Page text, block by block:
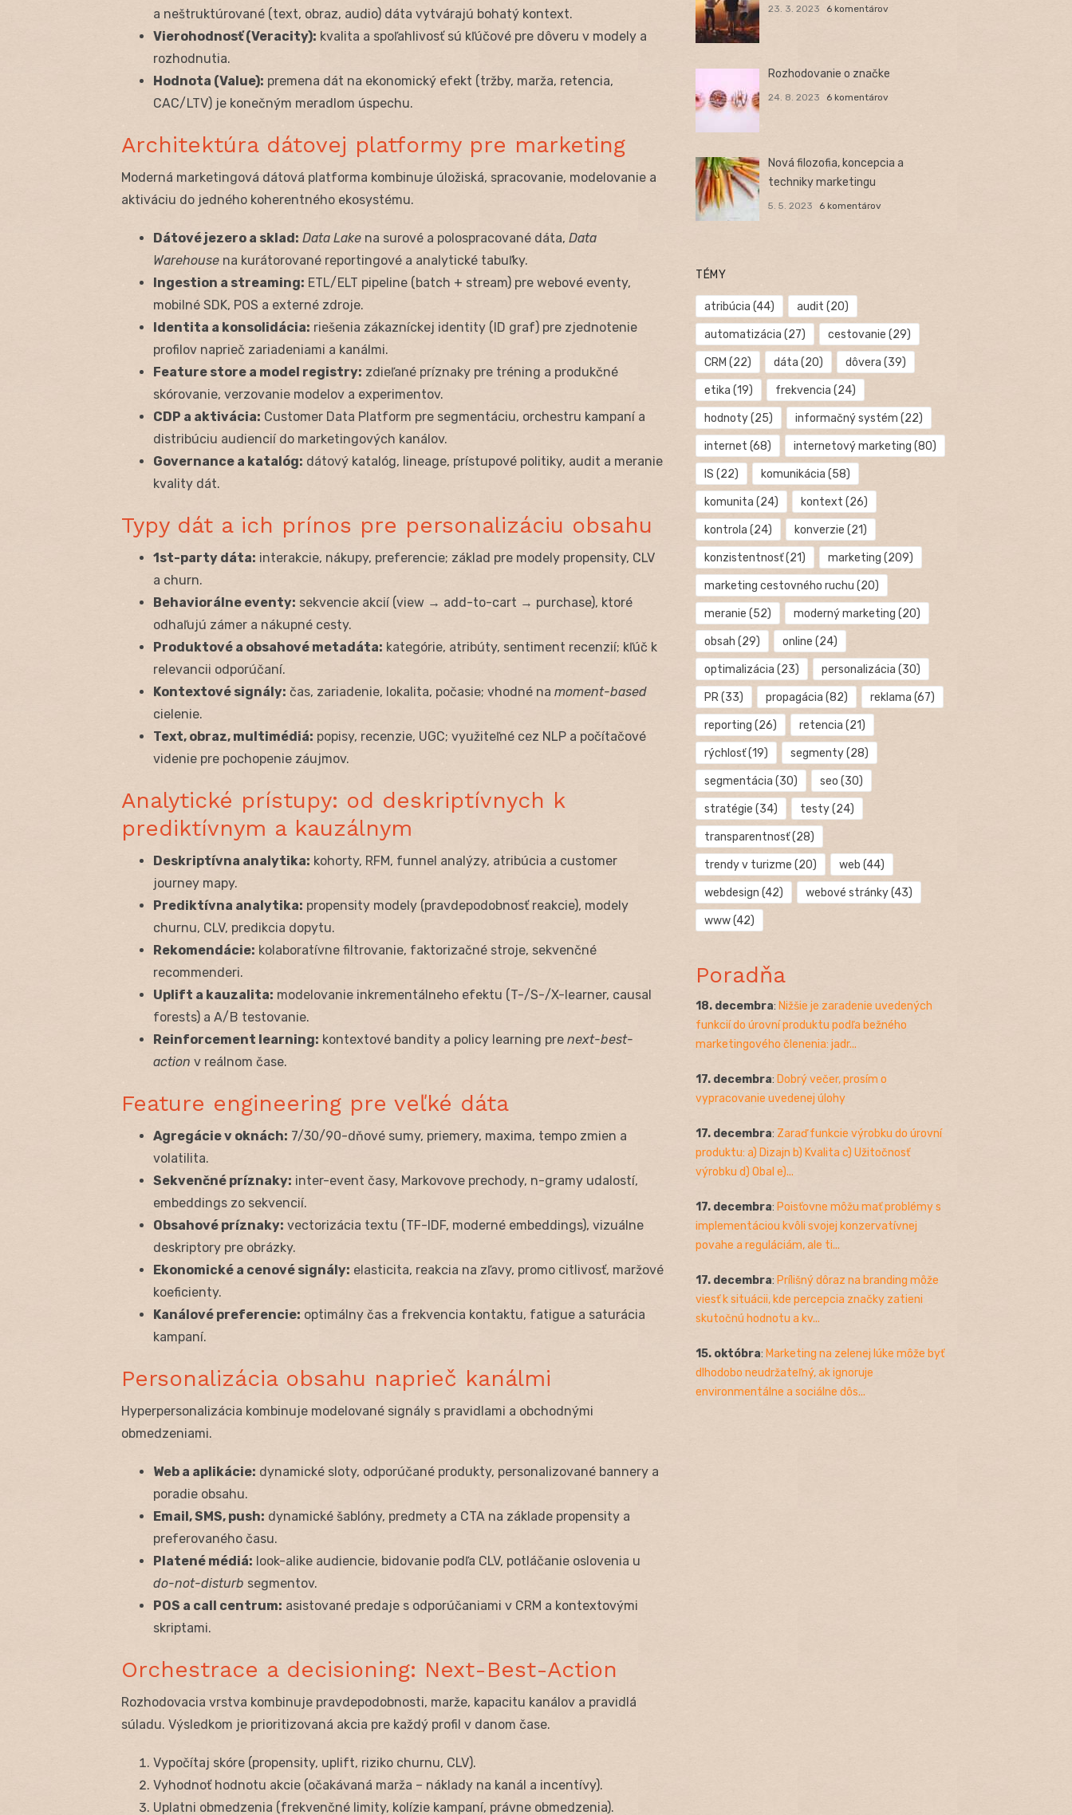
a neštruktúrované (text, obraz, audio) dáta vytvárajú bohatý kontext.
Vierohodnosť (Veracity): kvalita a spoľahlivosť sú kľúčové pre dôveru v modely a
rozhodnutia.
Hodnota (Value): premena dát na ekonomický efekt (tržby, marža, retencia,
CAC/LTV) je konečným meradlom úspechu.
Architektúra dátovej platformy pre marketing
Moderná marketingová dátová platforma kombinuje úložiská, spracovanie, modelovanie a
aktiváciu do jedného koherentného ekosystému.
Dátové jezero a sklad: Data Lake na surové a polospracované dáta, Data
Warehouse na kurátorované reportingové a analytické tabuľky.
Ingestion a streaming: ETL/ELT pipeline (batch + stream) pre webové eventy,
mobilné SDK, POS a externé zdroje.
Identita a konsolidácia: riešenia zákazníckej identity (ID graf) pre zjednotenie
profilov naprieč zariadeniami a kanálmi.
Feature store a model registry: zdieľané príznaky pre tréning a produkčné
skórovanie, verzovanie modelov a experimentov.
CDP a aktivácia: Customer Data Platform pre segmentáciu, orchestru kampaní a
distribúciu audiencií do marketingových kanálov.
Governance a katalóg: dátový katalóg, lineage, prístupové politiky, audit a meranie
kvality dát.
Typy dát a ich prínos pre personalizáciu obsahu
1st-party dáta: interakcie, nákupy, preferencie; základ pre modely propensity, CLV
a churn.
Behaviorálne eventy: sekvencie akcií (view → add-to-cart → purchase), ktoré
odhaľujú zámer a nákupné cesty.
Produktové a obsahové metadáta: kategórie, atribúty, sentiment recenzií; kľúč k
relevancii odporúčaní.
Kontextové signály: čas, zariadenie, lokalita, počasie; vhodné na moment-based
cielenie.
Text, obraz, multimédiá: popisy, recenzie, UGC; využiteľné cez NLP a počítačové
videnie pre pochopenie záujmov.
Analytické prístupy: od deskriptívnych k
prediktívnym a kauzálnym
Deskriptívna analytika: kohorty, RFM, funnel analýzy, atribúcia a customer
journey mapy.
Prediktívna analytika: propensity modely (pravdepodobnosť reakcie), modely
churnu, CLV, predikcia dopytu.
Rekomendácie: kolaboratívne filtrovanie, faktorizačné stroje, sekvenčné
recommenderi.
Uplift a kauzalita: modelovanie inkrementálneho efektu (T-/S-/X-learner, causal
forests) a A/B testovanie.
Reinforcement learning: kontextové bandity a policy learning pre next-best-
action v reálnom čase.
Feature engineering pre veľké dáta
Agregácie v oknách: 7/30/90-dňové sumy, priemery, maxima, tempo zmien a
volatilita.
Sekvenčné príznaky: inter-event časy, Markovove prechody, n-gramy udalostí,
embeddings zo sekvencií.
Obsahové príznaky: vectorizácia textu (TF-IDF, moderné embeddings), vizuálne
deskriptory pre obrázky.
Ekonomické a cenové signály: elasticita, reakcia na zľavy, promo citlivosť, maržové
koeficienty.
Kanálové preferencie: optimálny čas a frekvencia kontaktu, fatigue a saturácia
kampaní.
Personalizácia obsahu naprieč kanálmi
Hyperpersonalizácia kombinuje modelované signály s pravidlami a obchodnými
obmedzeniami.
Web a aplikácie: dynamické sloty, odporúčané produkty, personalizované bannery a
poradie obsahu.
Email, SMS, push: dynamické šablóny, predmety a CTA na základe propensity a
preferovaného času.
Platené médiá: look-alike audiencie, bidovanie podľa CLV, potláčanie oslovenia u
do-not-disturb segmentov.
POS a call centrum: asistované predaje s odporúčaniami v CRM a kontextovými
skriptami.
Orchestrace a decisioning: Next-Best-Action
Rozhodovacia vrstva kombinuje pravdepodobnosti, marže, kapacitu kanálov a pravidlá
súladu. Výsledkom je prioritizovaná akcia pre každý profil v danom čase.
Vypočítaj skóre (propensity, uplift, riziko churnu, CLV).
Vyhodnoť hodnotu akcie (očakávaná marža – náklady na kanál a incentívy).
Uplatni obmedzenia (frekvenčné limity, kolízie kampaní, právne obmedzenia).
23. 3. 2023 6 komentárov
Rozhodovanie o značke
24. 8. 2023 6 komentárov
Nová filozofia, koncepcia a
techniky marketingu
5. 5. 2023 6 komentárov
TÉMY
atribúcia (44) audit (20)
automatizácia (27) cestovanie (29)
CRM (22) dáta (20) dôvera (39)
etika (19) frekvencia (24)
hodnoty(25) informačný systém (22)
internet (68) internetový marketing (80)
IS (22) komunikácia (58)
komunita (24) kontext (26)
kontrola (24) konverzie (21)
konzistentnosť(21) marketing (209)
marketing cestovného ruchu (20)
meranie (52) moderný marketing (20)
obsah (29) online (24)
optimalizácia (23) personalizácia (30)
PR(33) propagácia (82) reklama (67)
reporting (26) retencia (21)
rýchlosť(19) segmenty(28)
segmentácia (30) seo (30)
stratégie (34) testy(24)
transparentnosť(28)
trendy v turizme (20) web (44)
webdesign (42) webové stránky(43)
www(42)
Poradňa
18. decembra: Nižšie je zaradenie uvedených
funkcií do úrovní produktu podľa bežného
marketingového členenia: jadr...
17. decembra: Dobrý večer, prosím o
vypracovanie uvedenej úlohy
17. decembra: Zaraď funkcie výrobku do úrovní
produktu: a) Dizajn b) Kvalita c) Užitočnosť
výrobku d) Obal e)...
17. decembra: Poisťovne môžu mať problémy s
implementáciou kvôli svojej konzervatívnej
povahe a reguláciám, ale ti...
17. decembra: Prílišný dôraz na branding môže
viesť k situácii, kde percepcia značky zatieni
skutočnú hodnotu a kv...
15. októbra: Marketing na zelenej lúke môže byť
dlhodobo neudržateľný, ak ignoruje
environmentálne a sociálne dôs...